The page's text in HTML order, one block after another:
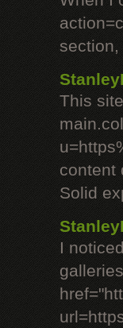
This
content
Solid
I